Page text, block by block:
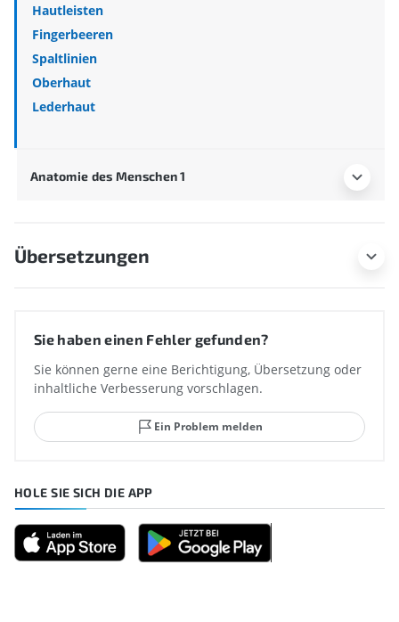
Hautleisten
Fingerbeeren
Spaltlinien
Oberhaut
Lederhaut
Anatomie des Menschen 1
Übersetzungen
Sie haben einen Fehler gefunden?
Sie können gerne eine Berichtigung, Übersetzung oder
inhaltliche Verbesserung vorschlagen.
Ein Problem melden
HOLE SIE SICH DIE APP